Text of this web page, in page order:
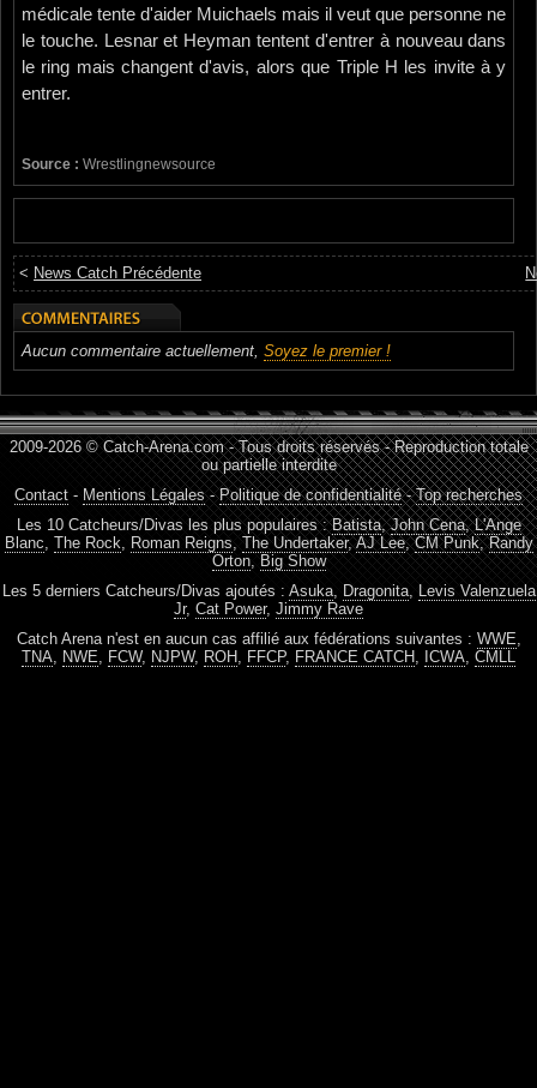
médicale tente d'aider Muichaels mais il veut que personne ne
le touche. Lesnar et Heyman tentent d'entrer à nouveau dans
le ring mais changent d'avis, alors que Triple H les invite à y
entrer.
Source : Wrestlingnewsource
< News Catch Précédente
Aucun commentaire actuellement, Soyez le premier !
2009-2026 © Catch-Arena.com - Tous droits réservés - Reproduction totale
ou partielle interdite
Contact - Mentions Légales-Politique de confidentialité-Top recherches
Les 10 Catcheurs/Divas les plus populaires :Batista,John Cena,L'Ange
Blanc, The Rock, Roman Reigns, The Undertaker,AJ Lee,CM Punk,Randy
Orton, Big Show
Les 5 derniers Catcheurs/Divas ajoutés : Asuka, Dragonita, Levis Valenzuela
Jr, Cat Power, Jimmy Rave
Catch Arena n'est en aucun cas affilié aux fédérations suivantes : WWE,
TNA, NWE, FCW, NJPW, ROH , FFCP, FRANCE CATCH , ICWA, CMLL